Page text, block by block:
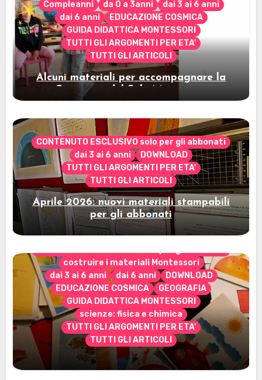
Compleanni da 0 a 3anni
dai 3 ai 6 anni
dai 6 anni
EDUCAZIONE COSMICA
GUIDA DIDATTICA MONTESSORI
TUTTI GLI ARGOMENTI PER ETA'
TUTTI GLI ARTICOLI
Alcuni materiali per accompagnare la
Cerimonia del Sole Montessori
CONTENUTO ESCLUSIVO solo per gli abbonati
dai 3 ai 6 anni
DOWNLOAD
TUTTI GLI ARGOMENTI PER ETA'
TUTTI GLI ARTICOLI
Aprile 2026: nuovi materiali stampabili
per gli abbonati
costruire i materiali Montessori
dai 3 ai 6 anni
dai 6 anni
DOWNLOAD
EDUCAZIONE COSMICA
GEOGRAFIA
GUIDA DIDATTICA MONTESSORI
scienze: fisica e chimica
TUTTI GLI ARGOMENTI PER ETA'
TUTTI GLI ARTICOLI
Marzo 2026: nuovi materiali stampabili
per gli abbonati